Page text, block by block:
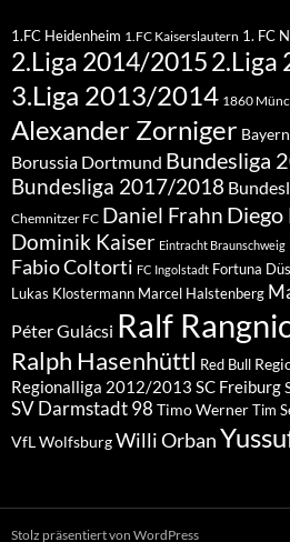
1.FC Heidenheim 1.FC Kaiserslautern 1. FC
2.Liga 2014/20152.Liga
3.Liga 2013/2014 1860
Alexander Zorniger
Borussia Dortmund Bundesliga
Bundesliga 2017/2018
Chemnitzer FC Daniel Frahn Diego
Dominik Kaiser Eintracht Braunschweig
Fabio Coltorti FC Ingolstadt Fortuna
Lukas Klostermann Marcel Halstenberg
Péter Gulácsi Ralf
Ralph Hasenhüttl Red Bull
Regionalliga 2012/2013 SC Freiburg
SV Darmstadt 98 Timo WernerTim
VfL WolfsburgWilli Orban
Stolz präsentiert von WordPress